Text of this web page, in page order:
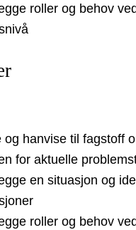
roller og behov
og hanvise til fagstoff
for aktuelle
en situasjon og
roller og behov